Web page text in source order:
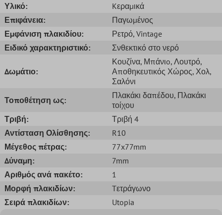
Υλικό:
Kεραμικά
Επιφάνεια:
Παγωμένος
Εμφάνιση πλακιδίου:
Ρετρό, Vintage
Ειδικό χαρακτηριστικό:
Σνθεκτικό στο νερό
Δωμάτιο:
Κουζίνα, Μπάνιo, Λουτρό,
Αποθηκευτικός Χώρος, Χολ,
Σαλόνι
Τοποθέτηση ως:
Πλακάκι δαπέδου, Πλακάκι
τοίχου
Τριβή:
Τριβή 4
Αντίσταση Ολίσθησης:
R10
Μέγεθος πέτρας:
77x77mm
Δύναμη:
7mm
Αριθμός ανά πακέτο:
1
Μορφή πλακιδίων:
Tετράγωνο
Σειρά πλακιδίων:
Utopia